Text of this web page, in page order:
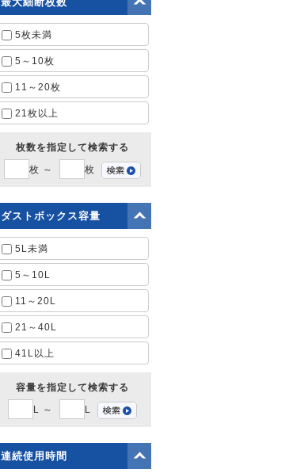
5枚未満
5～10枚
11～20枚
21枚以上
枚数を指定して検索する
枚 ～ 枚
ダストボックス容量
5L未満
5～10L
11～20L
21～40L
41L以上
容量を指定して検索する
L ～ L
連続使用時間